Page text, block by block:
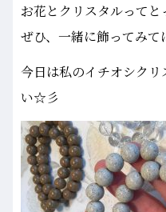
お花とクリスタルってと
ぜひ、一緒に飾ってみて
今日は私のイチオシク
い☆彡